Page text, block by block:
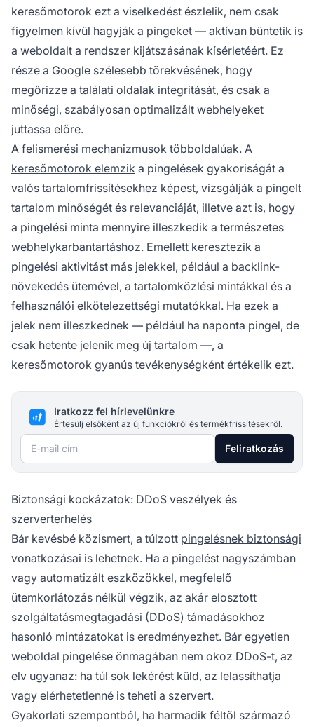
keresőmotorok ezt a viselkedést észlelik, nem csak
figyelmen kívül hagyják a pingeket — aktívan büntetik is
a weboldalt a rendszer kijátszásának kísérletéért. Ez
része a Google szélesebb törekvésének, hogy
megőrizze a találati oldalak integritását, és csak a
minőségi, szabályosan optimalizált webhelyeket
juttassa előre.
A felismerési mechanizmusok többoldalúak. A
keresőmotorok elemzik a pingelések gyakoriságát a
valós tartalomfrissítésekhez képest, vizsgálják a pingelt
tartalom minőségét és relevanciáját, illetve azt is, hogy
a pingelési minta mennyire illeszkedik a természetes
webhelykarbantartáshoz. Emellett keresztezik a
pingelési aktivitást más jelekkel, például a backlink-
növekedés ütemével, a tartalomközlési mintákkal és a
felhasználói elkötelezettségi mutatókkal. Ha ezek a
jelek nem illeszkednek — például ha naponta pingel, de
csak hetente jelenik meg új tartalom —, a
keresőmotorok gyanús tevékenységként értékelik ezt.
Iratkozz fel hírlevelünkre
Értesülj elsőként az új funkciókról és termékfrissítésekről.
E-mail cím Feliratkozás
Biztonsági kockázatok: DDoS veszélyek és
szerverterhelés
Bár kevésbé közismert, a túlzott pingelésnek biztonsági
vonatkozásai is lehetnek. Ha a pingelést nagyszámban
vagy automatizált eszközökkel, megfelelő
ütemkorlátozás nélkül végzik, az akár elosztott
szolgáltatásmegtagadási (DDoS) támadásokhoz
hasonló mintázatokat is eredményezhet. Bár egyetlen
weboldal pingelése önmagában nem okoz DDoS-t, az
elv ugyanaz: ha túl sok lekérést küld, az lelassíthatja
vagy elérhetetlenné is teheti a szervert.
Gyakorlati szempontból, ha harmadik féltől származó